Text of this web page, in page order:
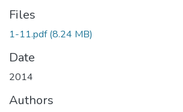
Files
1-11.pdf(8.24 MB)
Date
2014
Authors